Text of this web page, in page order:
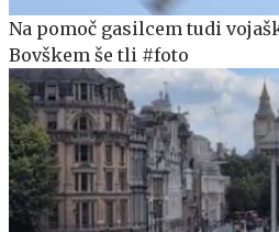
Na pomoč gasilcem tudi
Bovškem še tli #foto